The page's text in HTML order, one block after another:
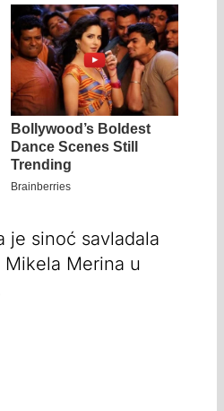
je sinoć savladala
Mikela Merina u